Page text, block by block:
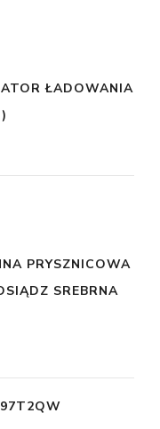
ŁADOWANIA
PRYSZNICOWA
SREBRNA